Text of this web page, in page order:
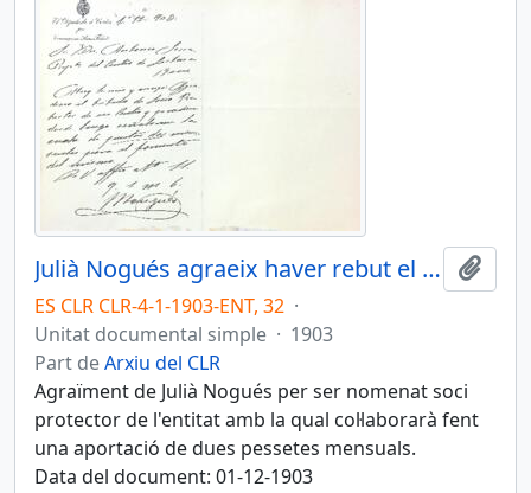
Julià Nogués agraeix haver rebut el títol de soci protector de l'entitat i anuncia el pagament de la quota de dues pessetes mensuals
ES CLR CLR-4-1-1903-ENT, 32 ·
Unitat documental simple · 1903
Part deArxiu del CLR
Agraïment de Julià Nogués per ser nomenat soci
protector de l'entitat amb la qual col·laborarà fent
una aportació de dues pessetes mensuals.
Data del document: 01-12-1903